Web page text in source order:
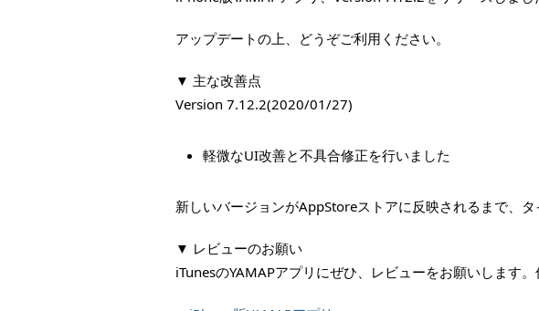
アップデートの上、どうぞご利用ください。
▼ 主な改善点
Version 7.12.2(2020/01/27)
軽微なUI改善と不具合修正を行いました
新しいバージョンがAppStoreストアに反映されるまで、タ
▼ レビューのお願い
iTunesのYAMAPアプリにぜひ、レビューをお願いします。